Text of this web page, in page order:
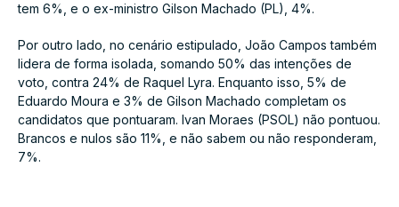
tem 6%, e o ex-ministro Gilson Machado (PL), 4%.
Por outro lado, no cenário estipulado, João Campos também
lidera de forma isolada, somando 50% das intenções de
voto, contra 24% de Raquel Lyra. Enquanto isso, 5% de
Eduardo Moura e 3% de Gilson Machado completam os
candidatos que pontuaram. Ivan Moraes (PSOL) não pontuou.
Brancos e nulos são 11%, e não sabem ou não responderam,
7%.